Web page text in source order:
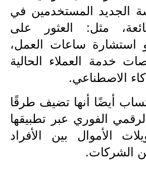
صحة وطب
فن ومشاهير
العامة
الجديد المستخدمين في
مثل: العثور على
استشارة ساعات العمل،
خدمة العملاء الحالية
الاصطناعي.
أيضًا أنها تضيف طرقًا
الفوري عبر تطبيقها
الأموال بين الأفراد
الشركات.